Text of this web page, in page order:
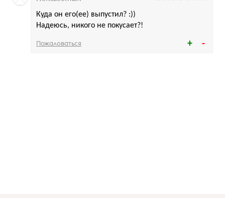
Куда он его(ее) выпустил? :))
Надеюсь, никого не покусает?!
Пожаловаться